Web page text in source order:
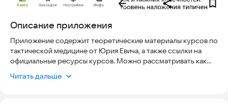
Описание приложения
Приложение содержит теоретические материалы курсов по
тактической медицине от Юрия Евича, а также ссылки на
официальные ресурсы курсов. Можно рассматривать как
Читать дальше